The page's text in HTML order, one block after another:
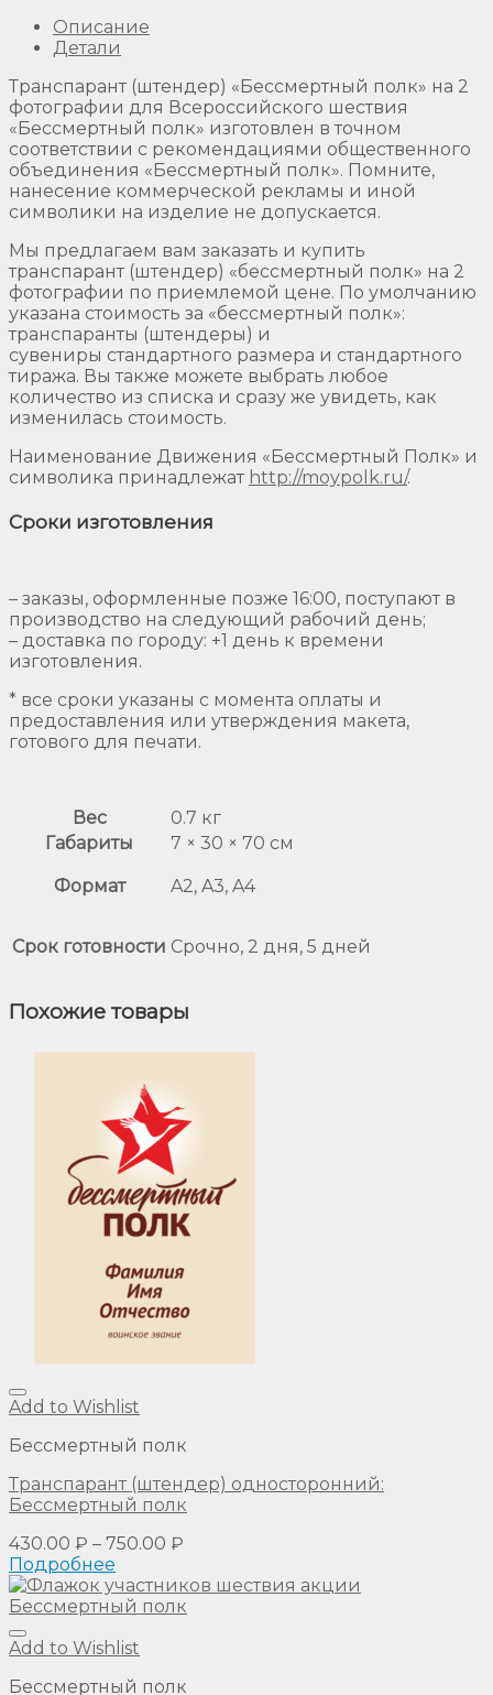
Описание
Детали
Транспарант (штендер) «Бессмертный полк» на 2
фотографии для Всероссийского шествия
«Бессмертный полк» изготовлен в точном
соответствии с рекомендациями общественного
объединения «Бессмертный полк». Помните,
нанесение коммерческой рекламы и иной
символики на изделие не допускается.
Мы предлагаем вам заказать и купить
транспарант (штендер) «бессмертный полк» на 2
фотографии по приемлемой цене. По умолчанию
указана стоимость за «бессмертный полк»:
транспаранты (штендеры) и
сувениры стандартного размера и стандартного
тиража. Вы также можете выбрать любое
количество из списка и сразу же увидеть, как
изменилась стоимость.
Наименование Движения «Бессмертный Полк» и
символика принадлежат http://moypolk.ru/.
Сроки изготовления
– заказы, оформленные позже 16:00, поступают в
производство на следующий рабочий день;
– доставка по городу: +1 день к времени
изготовления.
* все сроки указаны с момента оплаты и
предоставления или утверждения макета,
готового для печати.
Вес
0.7 кг
Габариты
7 × 30 × 70 см
Формат A2, A3, A4
Срок готовности Срочно, 2 дня, 5 дней
Похожие товары
Add to Wishlist
Бессмертный полк
Транспарант (штендер) односторонний:
Бессмертный полк
430.00 ₽ – 750.00 ₽
Подробнее
Add to Wishlist
Бессмертный полк